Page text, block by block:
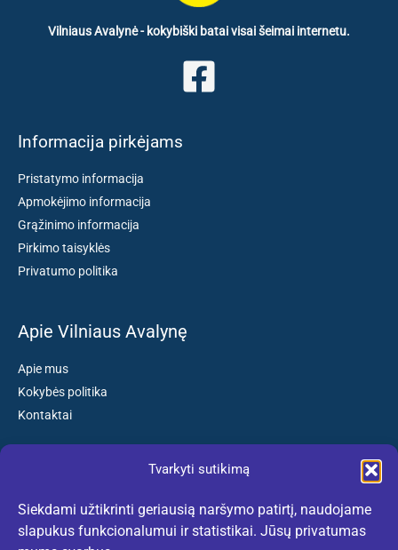
Tvarkyti sutikimą
Siekdami užtikrinti geriausią naršymo patirtį, naudojame
slapukus funkcionalumui ir statistikai. Jūsų privatumas
Vilniaus Avalynė - kokybiški batai visai šeimai internetu.
Informacija pirkėjams
Pristatymo informacija
Apmokėjimo informacija
Grąžinimo informacija
Pirkimo taisyklės
Privatumo politika
Apie Vilniaus Avalynę
Apie mus
Kokybės politika
Kontaktai
El. paštas: kokybiskibatai@gmail.com